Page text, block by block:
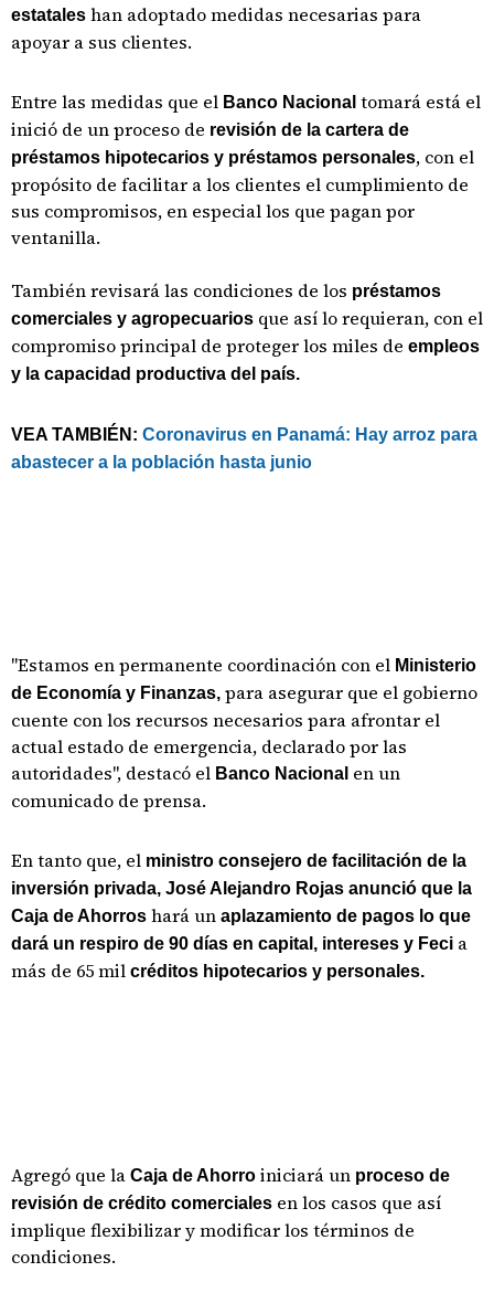
estatales han adoptado medidas necesarias para
apoyar a sus clientes.
Entre las medidas que el Banco Nacional tomará está el
inició de un proceso de revisión de la cartera de
préstamos hipotecarios y préstamos personales, con el
propósito de facilitar a los clientes el cumplimiento de
sus compromisos, en especial los que pagan por
ventanilla.
También revisará las condiciones de los préstamos
comerciales y agropecuarios que así lo requieran, con el
compromiso principal de proteger los miles de empleos
y la capacidad productiva del país.
VEA TAMBIÉN: Coronavirus en Panamá: Hay arroz para
abastecer a la población hasta junio
"Estamos en permanente coordinación con el Ministerio
de Economía y Finanzas, para asegurar que el gobierno
cuente con los recursos necesarios para afrontar el
actual estado de emergencia, declarado por las
autoridades", destacó el Banco Nacional en un
comunicado de prensa.
En tanto que, el ministro consejero de facilitación de la
inversión privada, José Alejandro Rojas anunció que la
Caja de Ahorros hará un aplazamiento de pagos lo que
dará un respiro de 90 días en capital, intereses y Feci a
más de 65 mil créditos hipotecarios y personales.
Agregó que la Caja de Ahorro iniciará un proceso de
revisión de crédito comerciales en los casos que así
implique flexibilizar y modificar los términos de
condiciones.